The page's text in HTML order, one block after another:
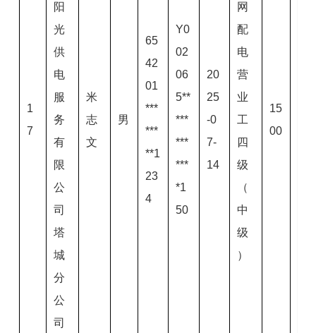
1
7
阳
光
供
电
服
务
有
限
公
司
塔
城
分
公
司
米
志
文
男
65
42
01
***
***
**1
23
4
Y0
02
06
5**
***
***
***
*1
50
20
25
-0
7-
14
网
配
电
营
业
工
四
级
（
中
级
）
15
00